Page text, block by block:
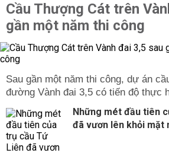
Cầu Thượng Cát trên
gần một năm thi công
Sau gần một năm thi công, dự án
đường Vành đai 3,5 có tiến độ thực
Những mét đầu tiên
đã vươn lên khỏi mặt